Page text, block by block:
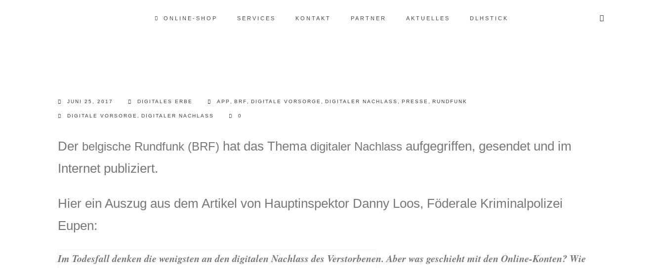
ONLINE-SHOP SERVICES KONTAKT PARTNER AKTUELLES DLHSTICK
JUNI 25, 2017 DIGITALES ERBE APP BRF DIGITALE VORSORGE DIGITALER NACHLASS PRESSE RUNDFUNK
DIGITALE VORSORGE DIGITALER NACHLASS 0
Der belgische Rundfunk (BRF) hat das Thema digitaler Nachlass aufgegriffen, gesendet und im
Internet publiziert.
Hier ein Auszug aus dem Artikel von Hauptinspektor Danny Loos, Föderale Kriminalpolizei
Eupen:
Im Todesfall denken die wenigsten an den digitalen Nachlass des Verstorbenen. Aber was geschieht mit den Online-Konten? Wie